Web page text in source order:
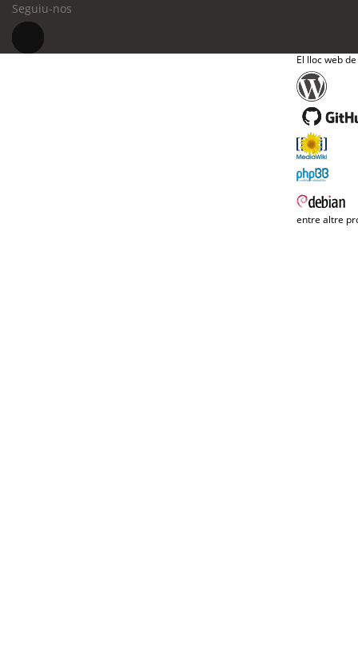
Seguiu-nos
El lloc web
entre altre